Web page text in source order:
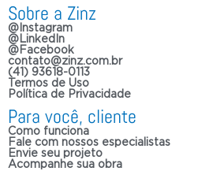
Sobre a Zinz
@Instagram
@LinkedIn
@Facebook
contato@zinz.com.br
(41) 93618-0113
Termos de Uso
Política de Privacidade
Para você, cliente
Como funciona
Fale com nossos especialistas
Envie seu projeto
Acompanhe sua obra